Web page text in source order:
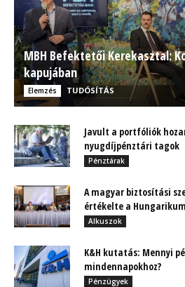
MBH Befektetői Kerekasztal:
kapujában
Elemzés TUDÓSÍTÁS
Javult a portfóliók
nyugdíjpénztári tagok
Pénztárak
A magyar biztosítási
értékelte a
Alkuszok
K&H kutatás: Mennyi
mindennapokhoz?
Pénzügyek